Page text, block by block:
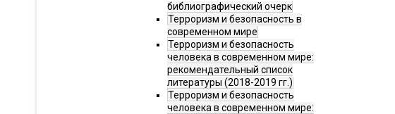
библиографический очерк
Терроризм и безопасность в
современном мире
Терроризм и безопасность
человека в современном мире:
рекомендательный список
литературы (2018-2019 гг.)
Терроризм и безопасность
человека в современном мире: